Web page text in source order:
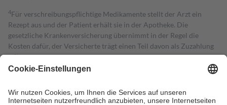
4Für verschreibungspflichtige Medikamente stellt der Arzt ein
Rezept aus und der Patient erhält sie in der Apotheke. Die
gesetzliche Krankenversicherung übernimmt in der Regel die
Kosten dafür, der Versicherte trägt einen Teil davon als Zuzahlung
mit.
Grundsätzlich leisten Mitglieder Zuzahlungen in Höhe von zehn
höchstens zehn Euro.
Es sind jedoch nie mehr als die tatsächlichen
Kosten der Leistung zu entrichten.